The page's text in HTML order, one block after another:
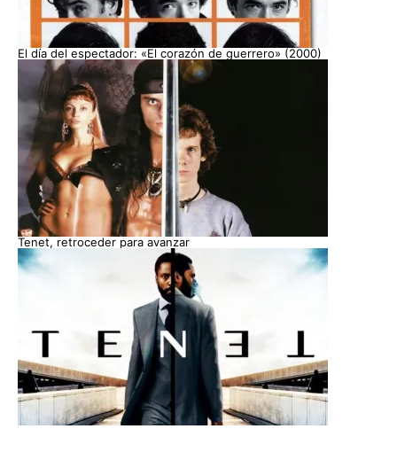
El día del espectador: «El corazón de guerrero» (2000)
Tenet, retroceder para avanzar